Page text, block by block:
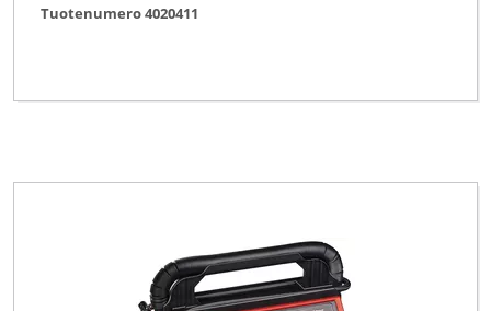
Tuotenumero 4020411